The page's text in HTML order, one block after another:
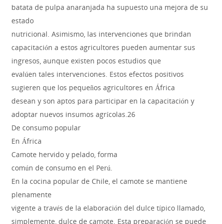
batata de pulpa anaranjada ha supuesto una mejora de su
estado
nutricional. Asimismo, las intervenciones que brindan
capacitación a estos agricultores pueden aumentar sus
ingresos, aunque existen pocos estudios que
evalúen tales intervenciones. Estos efectos positivos
sugieren que los pequeños agricultores en África
desean y son aptos para participar en la capacitación y
adoptar nuevos insumos agrícolas.26
De consumo popular
En África
Camote hervido y pelado, forma
común de consumo en el Perú.
En la cocina popular de Chile, el camote se mantiene
plenamente
vigente a través de la elaboración del dulce típico llamado,
simplemente, dulce de camote. Esta preparación se puede